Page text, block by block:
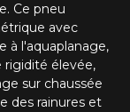
Ce pneu
avec
à l'aquaplanage,
rigidité élevée,
sur chaussée
des rainures et